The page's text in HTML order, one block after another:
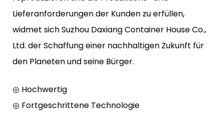
Lieferanforderungen der Kunden zu erfüllen,
widmet sich Suzhou Daxiang Container House Co.,
Ltd. der Schaffung einer nachhaltigen Zukunft für
den Planeten und seine Bürger.
◎ Hochwertig
◎ Fortgeschrittene Technologie